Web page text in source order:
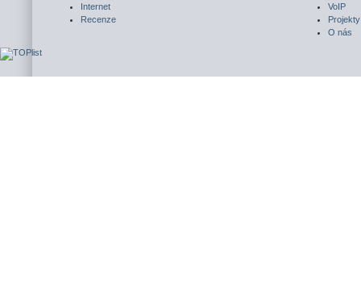
Internet
Recenze
VoIP
Projekty
O nás